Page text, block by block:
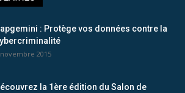
: Protège vos données contre la
2015
la 1ère édition du Salon de